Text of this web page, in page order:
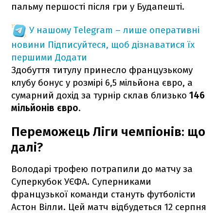
пальму першості після гри у Будапешті.
У нашому Telegram – лише оперативні
новини Підписуйтеся, щоб дізнаватися їх
першими Додати
Здобуття титулу принесло французькому
клубу бонус у розмірі 6,5 мільйона євро, а
сумарний дохід за турнір склав близько 146
мільйонів євро.
Переможець Ліги чемпіонів: що
далі?
Володарі трофею потрапили до матчу за
Суперкубок УЄФА. Суперниками
французької команди стануть футболісти
Астон Вілли. Цей матч відбудеться 12 серпня